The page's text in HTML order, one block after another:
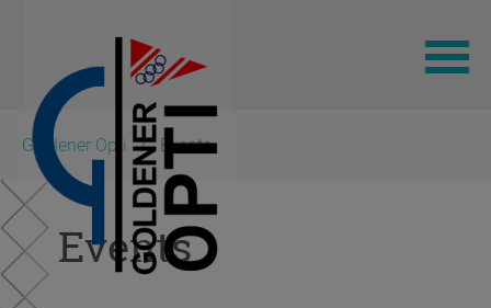
Navigation
überspringen
Goldener Opti Events
Events